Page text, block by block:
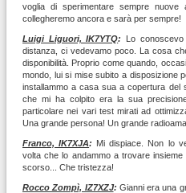
voglia di sperimentare sempre
collegheremo ancora e sarà per sempre!
Luigi Liguori, IK7YTQ:
Lo
distanza, ci vedevamo poco. La cosa
disponibilità. Proprio come quando,
mondo, lui si mise subito a disposizione
installammo a casa sua a copertura del
che mi ha colpito era la sua
particolare nei vari test mirati ad
Una grande persona! Un grande
Franco, IK7XJA: Mi dispiace. Non lo
volta che lo andammo a trovare
scorso... Che tristezza!
Rocco Zompì, IZ7XZJ: Gianni era una